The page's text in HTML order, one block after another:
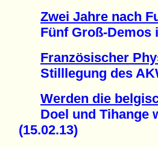
Zwei Jahre nach
Fünf Groß-Demos
Französischer
Stilllegung des
Werden die
Doel und Tihange
(15.02.13)